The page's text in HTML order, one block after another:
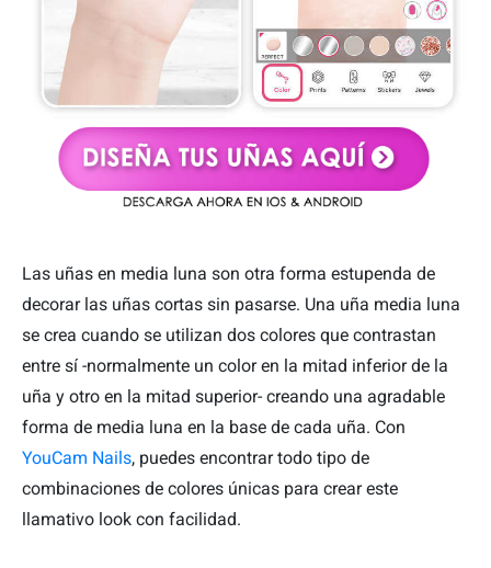
Las uñas en media luna son otra forma estupenda de
decorar las uñas cortas sin pasarse. Una uña media luna
se crea cuando se utilizan dos colores que contrastan
entre sí -normalmente un color en la mitad inferior de la
uña y otro en la mitad superior- creando una agradable
forma de media luna en la base de cada uña. Con
YouCam Nails, puedes encontrar todo tipo de
combinaciones de colores únicas para crear este
llamativo look con facilidad.